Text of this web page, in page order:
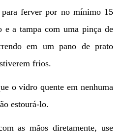
para ferver por no mínimo 15
a tampa com uma pinça de
em um pano de prato
frios.
o vidro quente em nenhuma
estourá-lo.
as mãos diretamente, use